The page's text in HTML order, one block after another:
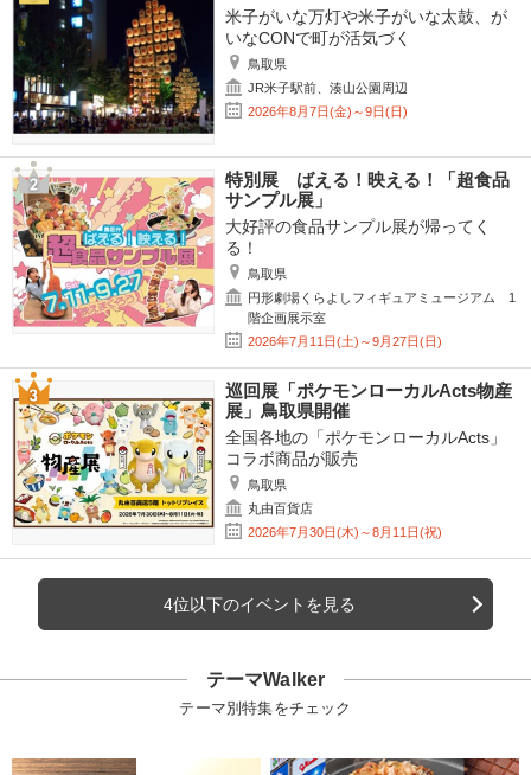
米子がいな万灯や米子がいな太鼓、が
いなCONで町が活気づく
鳥取県
JR米子駅前、湊山公園周辺
2026年8月7日(金)～9日(日)
特別展 ばえる！映える！「超食品
サンプル展」
大好評の食品サンプル展が帰ってく
る！
鳥取県
円形劇場くらよしフィギュアミュージアム 1
階企画展示室
2026年7月11日(土)～9月27日(日)
巡回展「ポケモンローカルActs物産
展」鳥取県開催
全国各地の「ポケモンローカルActs」
コラボ商品が販売
鳥取県
丸由百貨店
2026年7月30日(木)～8月11日(祝)
4位以下のイベントを見る
テーマWalker
テーマ別特集をチェック